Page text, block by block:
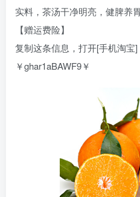
实料，茶汤干净明亮，健脾养
【赠运费险】
复制这条信息，打开[手机淘宝
￥ghar1aBAWF9￥